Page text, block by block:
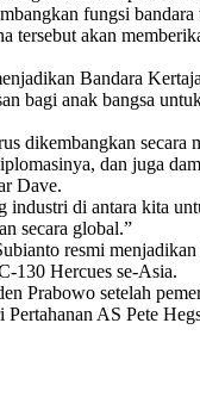
fungsi
tersebut akan
Bandara
bagi anak bangsa
dikembangkan
dan juga
Dave.
industri di antara kita
secara global.”
resmi
130 Hercues se-Asia.
Prabowo setelah
AS Pete